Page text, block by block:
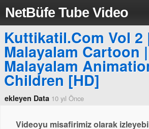
NetBüfe Tube Video
Kuttikatil.Com Vol 2
Malayalam Cartoon |
Malayalam
Children [HD]
ekleyen Data 10 yıl Önce
Videoyu misafirimiz olarak